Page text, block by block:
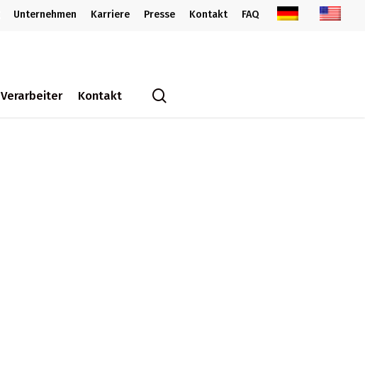
Unternehmen Karriere Presse Kontakt FAQ
Verarbeiter Kontakt